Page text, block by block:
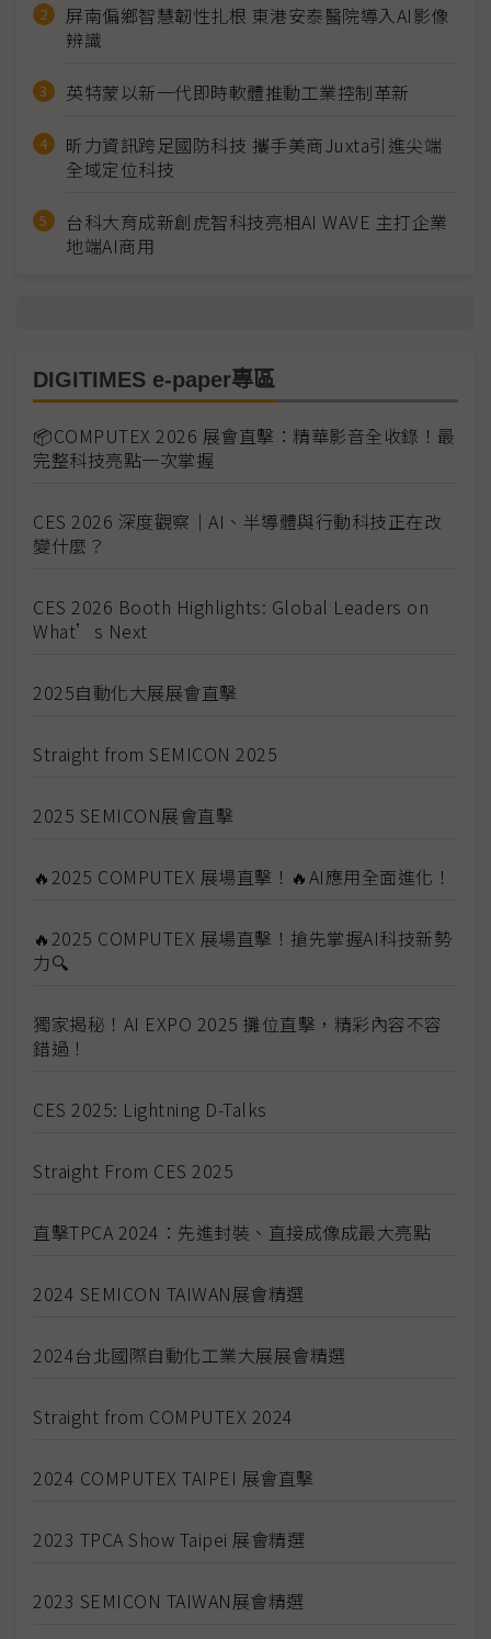
屏南偏鄉智慧韌性扎根 東港安泰醫院導入AI影像
辨識
英特蒙以新一代即時軟體推動工業控制革新
昕力資訊跨足國防科技 攜手美商Juxta引進尖端
全域定位科技
台科大育成新創虎智科技亮相AI WAVE 主打企業
地端AI商用
DIGITIMES e-paper專區
📦COMPUTEX 2026 展會直擊：精華影音全收錄！最
完整科技亮點一次掌握
CES 2026 深度觀察｜AI、半導體與行動科技正在改
變什麼？
CES 2026 Booth Highlights: Global Leaders on
What’s Next
2025自動化大展展會直擊
Straight from SEMICON 2025
2025 SEMICON展會直擊
🔥2025 COMPUTEX 展場直擊！🔥AI應用全面進化！
🔥2025 COMPUTEX 展場直擊！搶先掌握AI科技新勢
力🔍
獨家揭秘！AI EXPO 2025 攤位直擊，精彩內容不容
錯過！
CES 2025: Lightning D-Talks
Straight From CES 2025
直擊TPCA 2024：先進封裝、直接成像成最大亮點
2024 SEMICON TAIWAN展會精選
2024台北國際自動化工業大展展會精選
Straight from COMPUTEX 2024
2024 COMPUTEX TAIPEI 展會直擊
2023 TPCA Show Taipei 展會精選
2023 SEMICON TAIWAN展會精選